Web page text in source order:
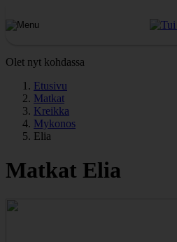
Olet nyt kohdassa
Etusivu
Matkat
Kreikka
Mykonos
Elia
Matkat Elia